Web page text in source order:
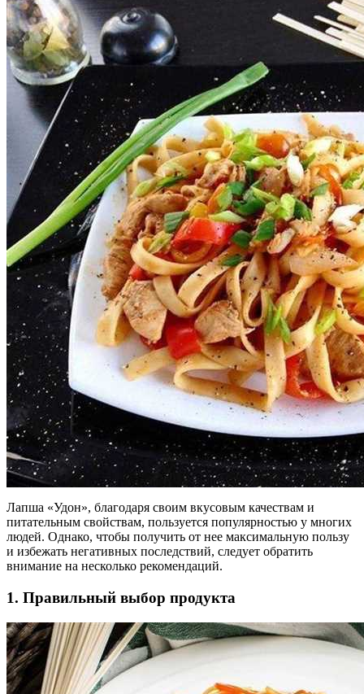
Лапша «Удон», благодаря своим вкусовым качествам и
питательным свойствам, пользуется популярностью у многих
людей. Однако, чтобы получить от нее максимальную пользу
и избежать негативных последствий, следует обратить
внимание на несколько рекомендаций.
1. Правильный выбор продукта